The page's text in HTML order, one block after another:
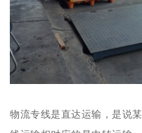
物流专线是直达运输，是说